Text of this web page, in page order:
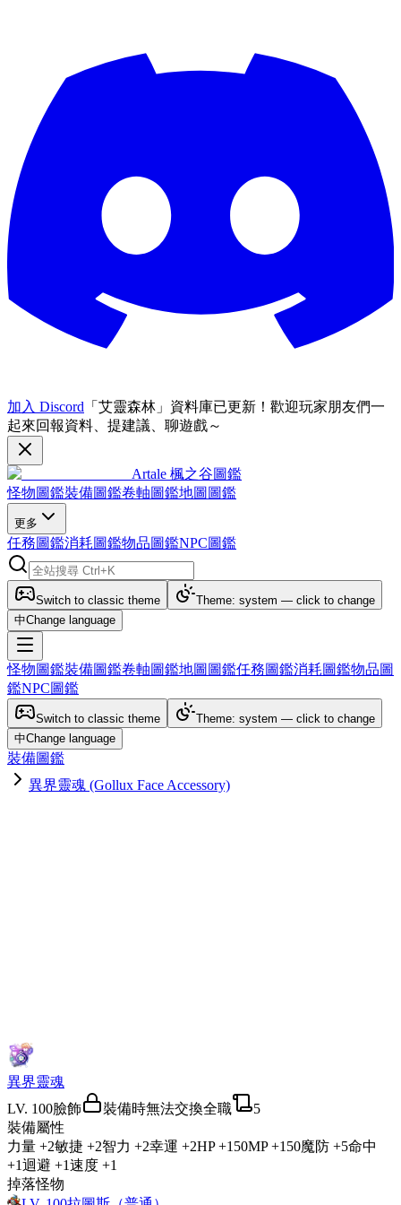
加入 Discord 「艾靈森林」資料庫已更新！歡迎玩家朋友們一
起來回報資料、提建議、聊遊戲～
Artale 楓之谷圖鑑
怪物圖鑑裝備圖鑑卷軸圖鑑地圖圖鑑
更多
任務圖鑑消耗圖鑑物品圖鑑NPC圖鑑
Switch to classic theme
Theme: system — click to change
中Change language
怪物圖鑑裝備圖鑑卷軸圖鑑地圖圖鑑任務圖鑑消耗圖鑑物品圖
鑑NPC圖鑑
Switch to classic theme
Theme: system — click to change
中Change language
裝備圖鑑
異界靈魂 (Gollux Face Accessory)
異界靈魂
LV. 100臉飾 裝備時無法交換全職
5
裝備屬性
力量 +2敏捷 +2智力 +2幸運 +2HP +150MP +150魔防 +5命中
+1迴避 +1速度 +1
掉落怪物